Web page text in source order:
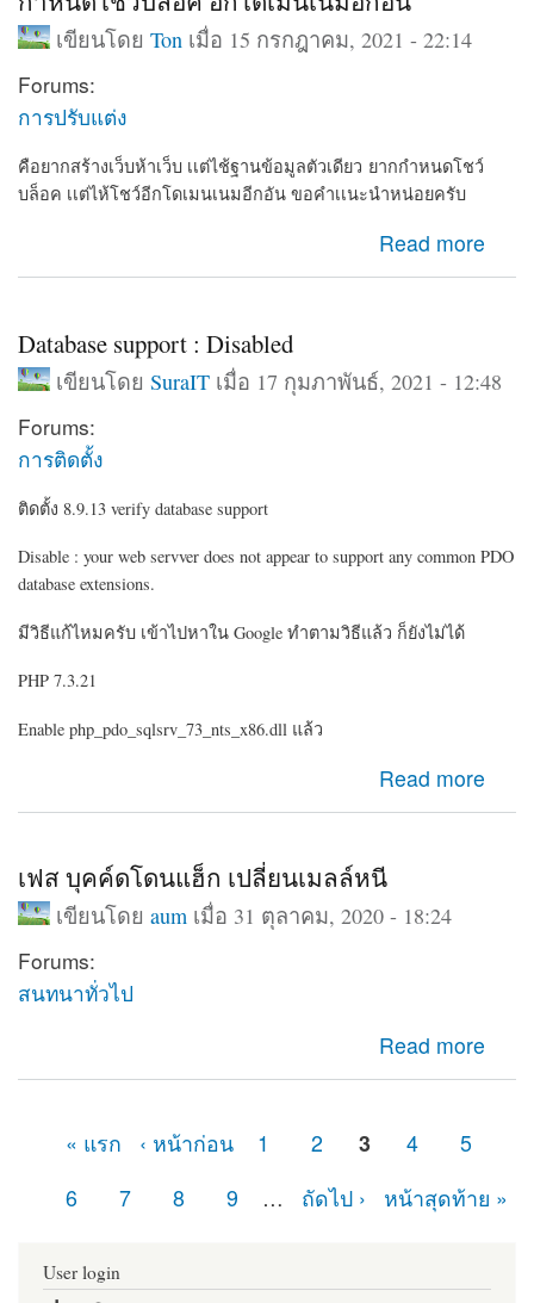
เขียนโดย Ton เมื่อ 15 กรกฎาคม, 2021 - 22:14
Forums:
การปรับแต่ง
คือยากสร้างเว็บห้าเว็บ เเต่ไช้ฐานข้อมูลตัวเดียว ยากกำหนดโชว์
บล็อค เเต่ไห้โชว์อีกโดเมนเนมอีกอัน ขอคำเเนะนำหน่อยครับ
Read more
about กำหนดโชว์บล็อค อีกโดเมนเนมอีกอัน
Database support : Disabled
เขียนโดย SuraITเมื่อ 17 กุมภาพันธ์, 2021 - 12:48
Forums:
การติดตั้ง
ติดตั้ง 8.9.13 verify database support
Disable : your web servver does not appear to support any common PDO
database extensions.
มีวิธีแก้ไหมครับ เข้าไปหาใน Google ทำตามวิธีแล้ว ก็ยังไม่ได้
PHP 7.3.21
Enable php_pdo_sqlsrv_73_nts_x86.dll แล้ว
Read more
เฟส บุคค์ดโดนแฮ็ก เปลี่ยนเมลล์หนี
เขียนโดย aumเมื่อ 31 ตุลาคม, 2020 - 18:24
Forums:
สนทนาทั่วไป
Read more
« แรก ‹ หน้าก่อน 1 2 3 4
5
6
7 8 9 … ถัดไป › หน้าสุดท้าย »
User login